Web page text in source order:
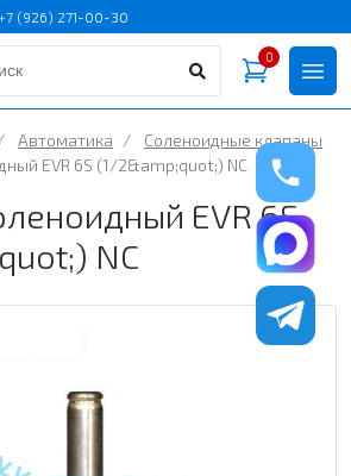
(926) 271-00-30
0
Автоматика /
Соленоидные клапаны
EVR 6S (1/2&amp;quot;) NC
EVR 6S
NC